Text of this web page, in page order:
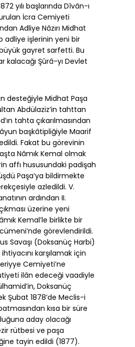
yılı başlarında Dîvân-ı
İcra Cemiyeti
Adliye Nâzırı Midhat
adliye işlerinin yeni bir
gayret sarfetti. Bu
kalacağı Şûrâ-yı Devlet
desteğiyle Midhat Paşa
Abdülaziz’in tahttan
tahta çıkarılmasından
başkâtipliğiyle Maarif
Fakat bu görevinin
Nâmık Kemal olmak
affı hususundaki padişah
Paşa’ya bildirmekte
azledildi. V.
ardından II.
üzerine yeni
Kemal’le birlikte bir
görevlendirildi.
Savaşı (Doksanüç Harbi)
ihtiyacını karşılamak için
Cemiyeti’ne
ilân edeceği vaadiyle
Doksanüç
Şubat 1878’de Meclis-i
kısa bir süre
aday olacağı
rütbesi ve paşa
tayin edildi (1877).